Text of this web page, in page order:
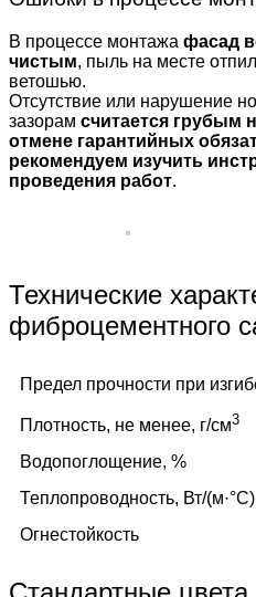
В процессе монтажа фасад
чистым, пыль на месте
ветошью.
Отсутствие или нарушение
зазорам считается грубым
отмене гарантийных
рекомендуем изучить
проведения работ.
Технические
фиброцементного
Предел прочности при
Плотность, не менее, г/см3
Водопоглощение, %
Теплопроводность, Вт/(м·°C)
Огнестойкость